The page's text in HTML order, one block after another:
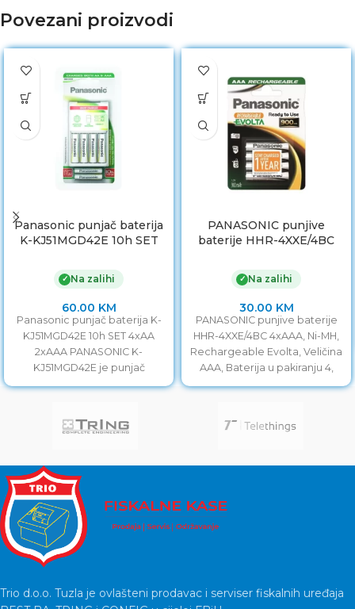
Povezani proizvodi
Panasonic punjač baterija
K-KJ51MGD42E 10h SET
✓ Na zalihi
60.00 KM
Panasonic punjač baterija K-
KJ51MGD42E 10h SET 4xAA
2xAAA PANASONIC K-
KJ51MGD42E je punjač
predviđen za punjenje
PANASONIC punjive
baterije HHR-4XXE/4BC
✓ Na zalihi
30.00 KM
PANASONIC punjive baterije
HHR-4XXE/4BC 4xAAA, Ni-MH,
Rechargeable Evolta, Veličina
AAA, Baterija u pakiranju 4,
punjive baterije, 1,2V, 900mAh
Trio d.o.o. Tuzla je ovlašteni prodavac i serviser fiskalnih uređaja